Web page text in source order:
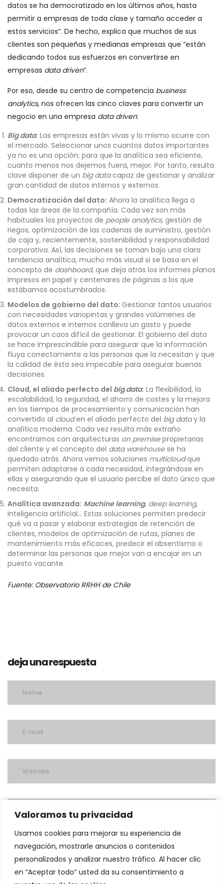
Valoramos tu privacidad
Usamos cookies para mejorar su experiencia de
navegación, mostrarle anuncios o contenidos
personalizados y analizar nuestro tráfico. Al hacer clic
en “Aceptar todo” usted da su consentimiento a
datos se ha democratizado en los últimos años, hasta
permitir a empresas de toda clase y tamaño acceder a
estos servicios”. De hecho, explica que muchos de sus
clientes son pequeñas y medianas empresas que “están
dedicando todos sus esfuerzos en convertirse en
empresas data driven”.
Por eso, desde su centro de competencia business
analytics, nos ofrecen las cinco claves para convertir un
negocio en una empresa data driven:
Big data: Las empresas están vivas y lo mismo ocurre con
el mercado. Seleccionar unos cuantos datos importantes
ya no es una opción; para que la analítica sea eficiente,
cuanto menos nos dejemos fuera, mejor. Por tanto, resulta
clave disponer de un big datacapaz de gestionar y analizar
gran cantidad de datos internos y externos.
Democratización del dato: Ahora la analítica llega a
todas las áreas de la compañía. Cada vez son más
habituales los proyectos de people analytics, gestión de
riegos, optimización de las cadenas de suministro, gestión
de caja y, recientemente, sostenibilidad y responsabilidad
corporativa. Así, las decisiones se toman bajo una clara
tendencia analítica, mucho más visual si se basa en el
concepto de dashboard, que deja atrás los informes planos
impresos en papel y centenares de páginas a los que
estábamos acostumbrados.
Modelos de gobierno del dato: Gestionar tantos usuarios
con necesidades variopintas y grandes volúmenes de
datos externos e internos conlleva un gasto y puede
provocar un caos difícil de gestionar. El gobierno del dato
se hace imprescindible para asegurar que la información
fluya correctamente a las personas que la necesitan y que
la calidad de ésta sea impecable para asegurar buenas
decisiones.
Cloud, el aliado perfecto del big data: La flexibilidad, la
escalabilidad, la seguridad, el ahorro de costes y la mejora
en los tiempos de procesamiento y comunicación han
convertido al clouden el aliado perfecto del big datay la
analítica moderna. Cada vez resulta más extraño
encontrarnos con arquitecturas on premisepropietarias
del cliente y el concepto del data warehousese ha
quedado atrás. Ahora vemos soluciones multicloudque
permiten adaptarse a cada necesidad, integrándose en
ellas y asegurando que el usuario percibe el dato único que
necesita.
Analítica avanzada: Machine learning, deep learning,
inteligencia artificial… Estas soluciones permiten predecir
qué va a pasar y elaborar estrategias de retención de
clientes, modelos de optimización de rutas, planes de
mantenimiento más eficaces, predecir el absentismo o
determinar las personas que mejor van a encajar en un
puesto vacante.
Fuente: Observatorio RRHH de Chile
deja una respuesta